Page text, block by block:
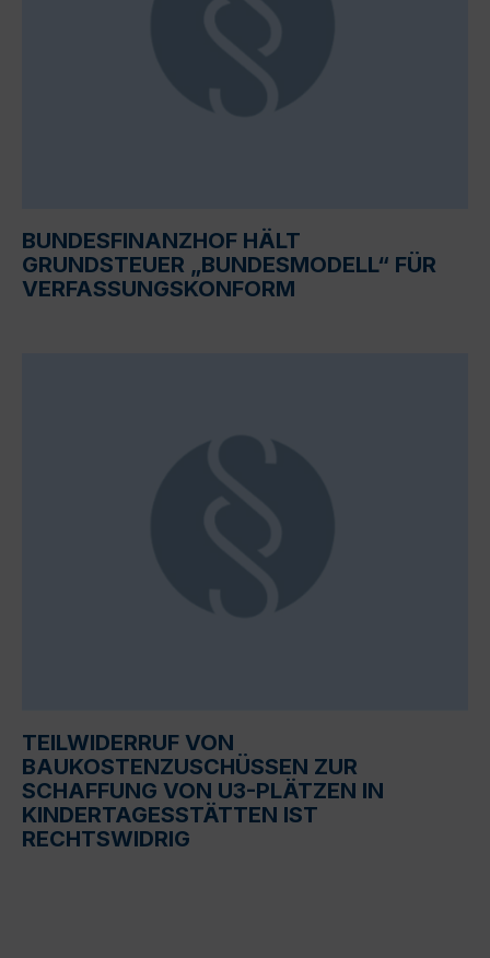
BUNDESFINANZHOF HÄLT
GRUNDSTEUER „BUNDESMODELL“ FÜR
VERFASSUNGSKONFORM
TEILWIDERRUF VON
BAUKOSTENZUSCHÜSSEN ZUR
SCHAFFUNG VON U3-PLÄTZEN IN
KINDERTAGESSTÄTTEN IST
RECHTSWIDRIG